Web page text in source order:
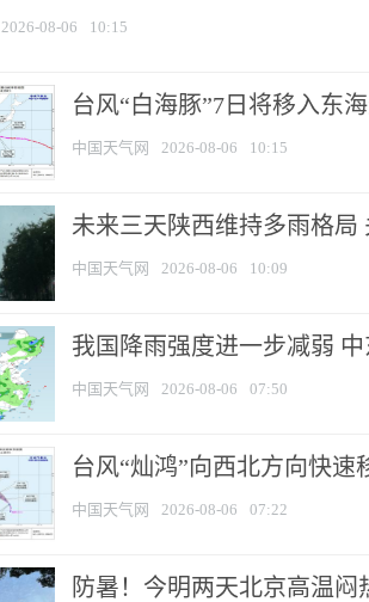
2026-08-06 10:15
台风“白海豚”7日将移入东
中国天气网 2026-08-06 10:15
未来三天陕西维持多雨格局
中国天气网 2026-08-06 10:09
我国降雨强度进一步减弱
中国天气网 2026-08-06 07:50
台风“灿鸿”向西北方向快
中国天气网 2026-08-06 07:22
防暑！今明两天北京高温